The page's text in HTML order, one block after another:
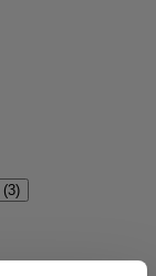
(3)